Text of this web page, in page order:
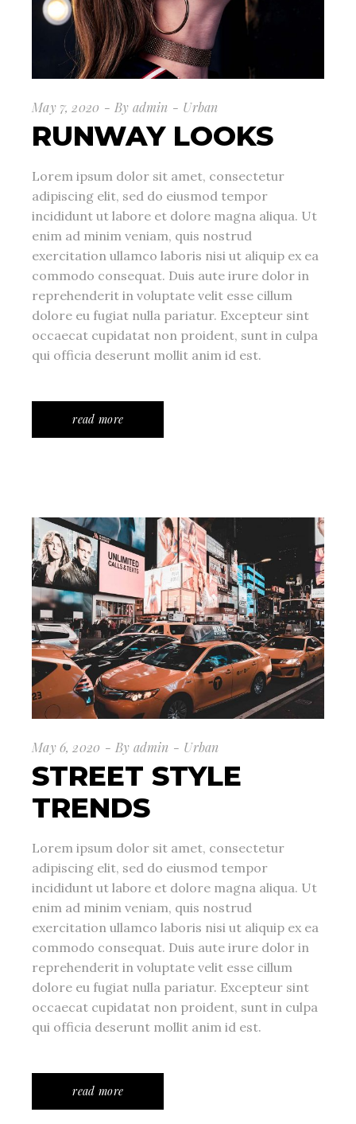
May 7, 2020 By admin Urban
RUNWAY LOOKS
Lorem ipsum dolor sit amet, consectetur
adipiscing elit, sed do eiusmod tempor
incididunt ut labore et dolore magna aliqua. Ut
enim ad minim veniam, quis nostrud
exercitation ullamco laboris nisi ut aliquip ex ea
commodo consequat. Duis aute irure dolor in
reprehenderit in voluptate velit esse cillum
dolore eu fugiat nulla pariatur. Excepteur sint
occaecat cupidatat non proident, sunt in culpa
qui officia deserunt mollit anim id est.
read more
May 6, 2020 By admin Urban
STREET STYLE
TRENDS
Lorem ipsum dolor sit amet, consectetur
adipiscing elit, sed do eiusmod tempor
incididunt ut labore et dolore magna aliqua. Ut
enim ad minim veniam, quis nostrud
exercitation ullamco laboris nisi ut aliquip ex ea
commodo consequat. Duis aute irure dolor in
reprehenderit in voluptate velit esse cillum
dolore eu fugiat nulla pariatur. Excepteur sint
occaecat cupidatat non proident, sunt in culpa
qui officia deserunt mollit anim id est.
read more